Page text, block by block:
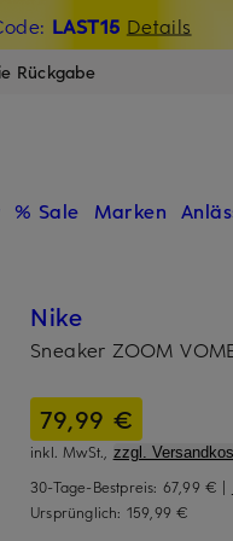
LAST15 Details
sichern
Rückgabe
% Sale Marken
Nike
Sneaker ZOOM
79,99 €
inkl. MwSt., zzgl.
30-Tage-Bestpreis: 67,99 € |
Ursprünglich: 159,99 €